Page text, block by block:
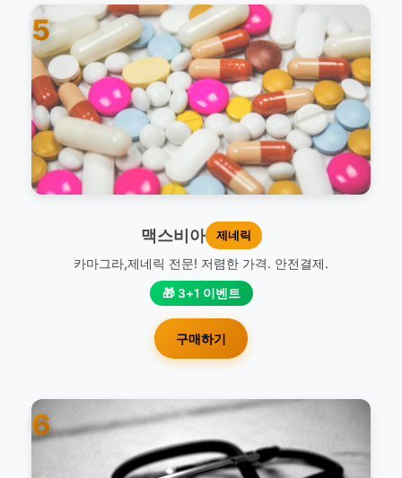
5
맥스비아 제네릭
카마그라,제네릭 전문! 저렴한 가격. 안전결제.
🎁 3+1 이벤트
구매하기
6